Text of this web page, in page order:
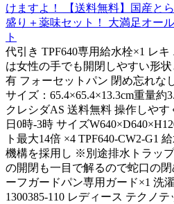
けますよ！ 【送料無料】国産と
盛り＋薬味セット！ 大満足オー
ト
代引き TPF640専用給水栓×1 レ
は女性の手でも開閉しやすい形
有 フォーセットパン 閉め忘れな
サイズ：65.4×65.4×13.3cm重量約
クレシダAS 送料無料 操作しや
日0時-3時 サイズ
ト最大14倍 ×4 TPF640-CW2-G1
機構を採用し ※別途排水トラッ
の開閉も一目で解るので蛇口の
ーフガードパン専用ガード×1 洗
1300385-110 レディース テクノ